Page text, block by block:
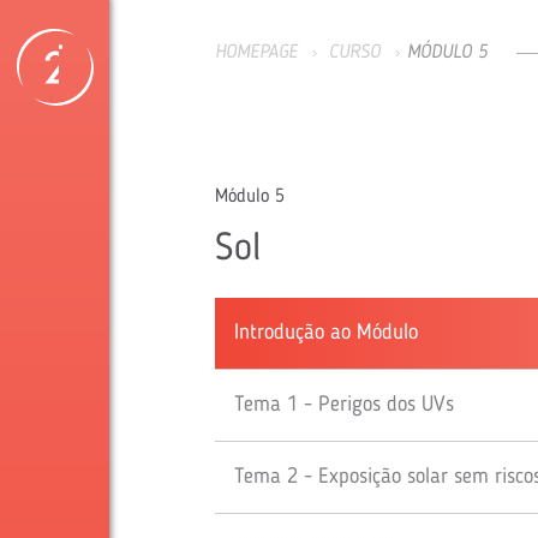
HOMEPAGE CURSO MÓDULO 5
Módulo 5
Sol
Introdução ao Módulo
Tema 1 - Perigos dos UVs
Tema 2 - Exposição solar sem